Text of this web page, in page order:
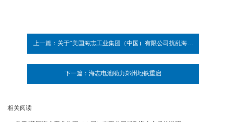
上一篇：关于“美国海志工业集团（中国）有限公司扰乱海志市场的说明
下一篇：海志电池助力郑州地铁重启
相关阅读